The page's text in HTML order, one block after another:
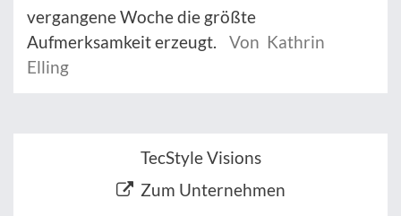
vergangene Woche die größte
Aufmerksamkeit erzeugt.
Von Kathrin
Elling
TecStyle Visions
Zum Unternehmen